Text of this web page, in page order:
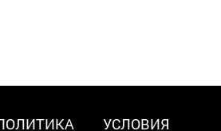
УСЛОВИЯ